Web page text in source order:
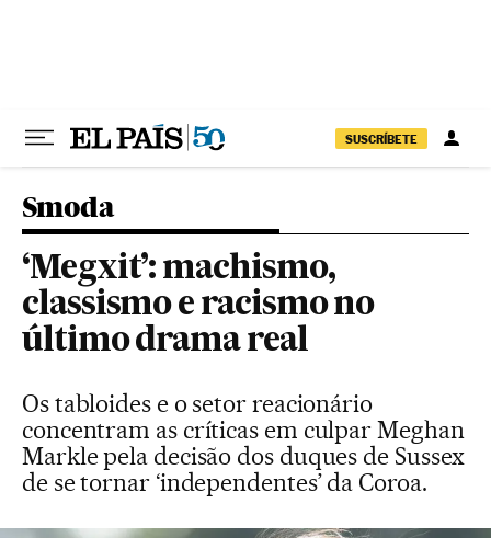
SUSCRÍBETE
Smoda
‘Megxit’: machismo,
classismo e racismo no
último drama real
Os tabloides e o setor reacionário
concentram as críticas em culpar Meghan
Markle pela decisão dos duques de Sussex
de se tornar ‘independentes’ da Coroa.